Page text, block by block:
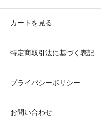
カートを見る
特定商取引法に基づく表記
プライバシーポリシー
お問い合わせ